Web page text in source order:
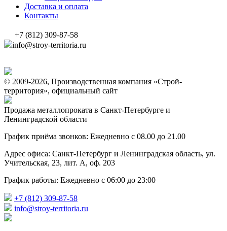
Доставка и оплата
Контакты
+7 (812) 309-87-58
info@stroy-territoria.ru
© 2009-2026, Производственная компания «Строй-
территория», официальный сайт
Продажа металлопроката в Санкт-Петербурге и
Ленинградской области
График приёма звонков: Ежедневно с 08.00 до 21.00
Адрес офиса: Санкт-Петербург и Ленинградская область, ул.
Учительская, 23, лит. А, оф. 203
График работы: Ежедневно с 06:00 до 23:00
+7 (812) 309-87-58
info@stroy-territoria.ru